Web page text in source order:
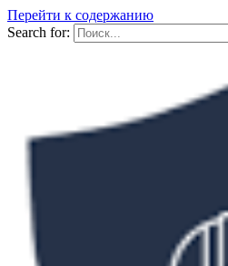
Перейти к содержанию
Search for: